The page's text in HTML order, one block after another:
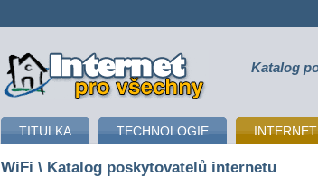
připojení k internetu Katalog
TITULKA TECHNOLOGIE INTERNET
WiFi \ Katalog poskytovatelů internetu